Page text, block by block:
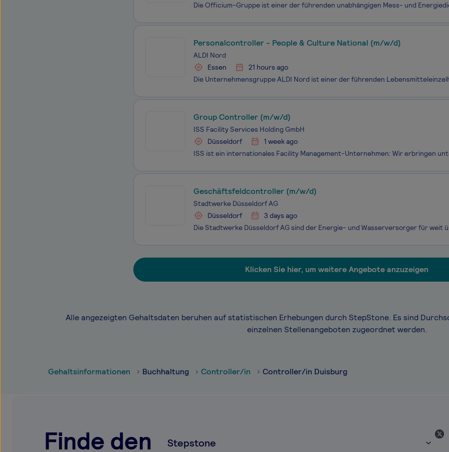
Personalcontroller - People & Culture National (m/w/d)
ALDI Nord
Essen
21 hours ago
Group Controller (m/w/d)
ISS Facility Services Holding GmbH
Düsseldorf
1 week ago
Geschäftsfeldcontroller (m/w/d)
Stadtwerke Düsseldorf AG
Düsseldorf
3 days ago
Klicken Sie hier, um weitere Angebote anzuzeigen
Alle angezeigten Gehaltsdaten beruhen auf statistischen Erhebungen durch StepStone. Es sind
einzelnen Stellenangeboten zugeordnet werden.
Gehaltsinformationen Buchhaltung Controller/in Controller/in Duisburg
Finde den Stepstone